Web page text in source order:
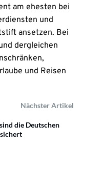
am ehesten bei
und
ansetzen. Bei
dergleichen
und Reisen
Nächster Artikel
die Deutschen